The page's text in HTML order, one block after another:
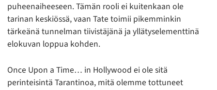
puheenaiheeseen. Tämän rooli ei kuitenkaan ole
tarinan keskiössä, vaan Tate toimii pikemminkin
tärkeänä tunnelman tiivistäjänä ja yllätyselementtinä
elokuvan loppua kohden.
Once Upon a Time… in Hollywood ei ole sitä
perinteisintä Tarantinoa, mitä olemme tottuneet